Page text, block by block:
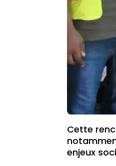
Cette
enjeux